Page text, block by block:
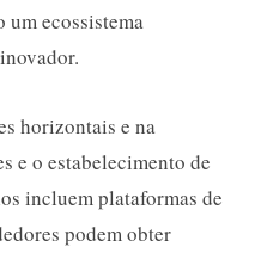
ecossistema
horizontais e na
e o estabelecimento de
incluem plataformas de
podem obter